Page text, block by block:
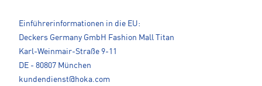
Einführerinformationen in die EU:
Deckers Germany GmbH Fashion Mall Titan
Karl-Weinmair-Straße 9-11
DE - 80807 München
kundendienst@hoka.com